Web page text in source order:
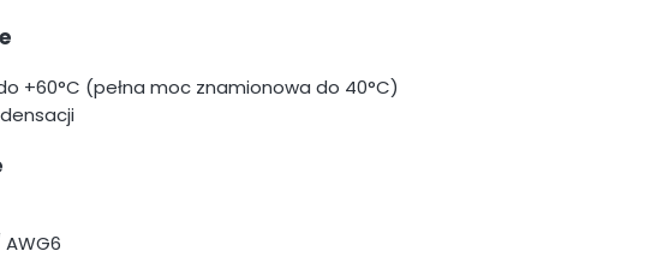
+60°C (pełna moc znamionowa do 40°C)
AWG6